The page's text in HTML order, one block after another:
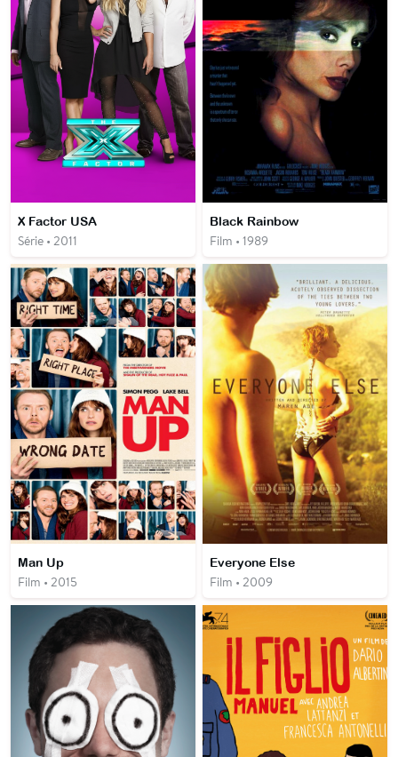
X Factor USA
Série • 2011
Black Rainbow
Film • 1989
Man Up
Film • 2015
Everyone Else
Film • 2009